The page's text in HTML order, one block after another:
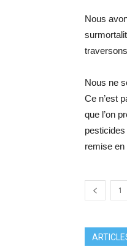
Nous
Nous ne
Ce n’est
que l’on
remise en
1